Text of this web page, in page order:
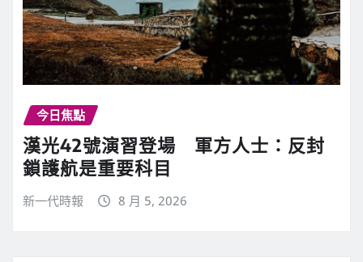
今日焦點
漢光42號演習登場 軍方人士：反封
鎖護航是重要科目
新一代時報 8 月 5, 2026